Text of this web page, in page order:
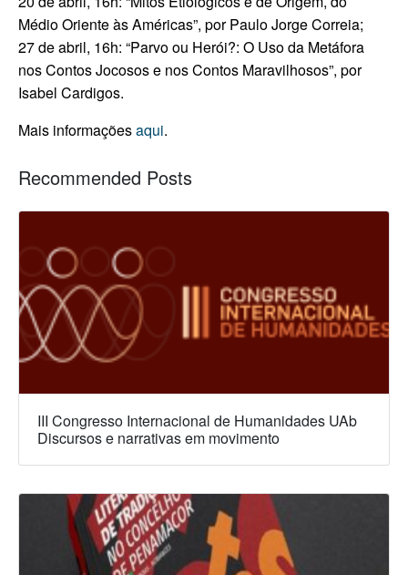
Médio Oriente às Américas”, por Paulo Jorge Correia;
27 de abril, 16h: “Parvo ou Herói?: O Uso da Metáfora
nos Contos Jocosos e nos Contos Maravilhosos”, por
Isabel Cardigos.
Mais informaçõesaqui.
Recommended Posts
III Congresso Internacional de Humanidades UAb
Discursos e narrativas em movimento